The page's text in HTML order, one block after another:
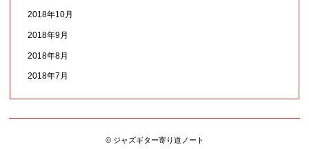
2018年10月
2018年9月
2018年8月
2018年7月
© ジャズギター寄り道ノート